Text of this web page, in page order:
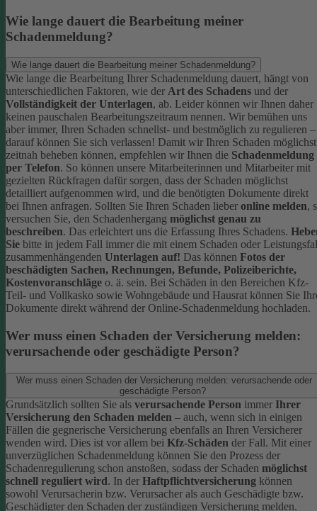
Wie lange dauert die Bearbeitung meiner
Schadenmeldung?
Wie lange dauert die Bearbeitung meiner Schadenmeldung?
Wie lange die Bearbeitung Ihrer Schadenmeldung dauert, hängt von
unterschiedlichen Faktoren, wie der Art des Schadens und der
Vollständigkeit der Unterlagen, ab. Leider können wir Ihnen daher
keinen pauschalen Bearbeitungszeitraum nennen. Wir bemühen uns
aber immer, Ihren Schaden schnellst- und bestmöglich zu regulieren –
darauf können Sie sich verlassen! Damit wir Ihren Schaden möglichst
zeitnah beheben können, empfehlen wir Ihnen die Schadenmeldung
per Telefon. So können unsere Mitarbeiterinnen und Mitarbeiter mit
gezielten Rückfragen dafür sorgen, dass der Schaden möglichst
detailliert aufgenommen wird, und die benötigten Dokumente direkt
bei Ihnen anfragen. Sollten Sie Ihren Schaden lieber online melden,
versuchen Sie, den Schadenhergang möglichst genau zu
beschreiben. Das erleichtert uns die Erfassung Ihres Schadens.
Sie bitte in jedem Fall immer die mit einem Schaden oder
zusammenhängenden Unterlagen auf! Das können Fotos der
beschädigten Sachen, Rechnungen, Befunde, Polizeiberichte,
Kostenvoranschläge o. ä. sein. Bei Schäden in den Bereichen Kfz-
Teil- und Vollkasko sowie Wohngebäude und Hausrat können Sie
Dokumente direkt während der Online-Schadenmeldung hochladen.
Wer muss einen Schaden der Versicherung melden:
verursachende oder geschädigte Person?
Wer muss einen Schaden der Versicherung melden: verursachende oder
geschädigte Person?
Grundsätzlich sollten Sie als verursachende Person immer Ihrer
Versicherung den Schaden melden – auch, wenn sich in einigen
Fällen die gegnerische Versicherung ebenfalls an Ihren Versicherer
wenden wird. Dies ist vor allem bei Kfz-Schäden der Fall. Mit einer
unverzüglichen Schadenmeldung können Sie den Prozess der
Schadenregulierung schon anstoßen, sodass der Schaden möglichst
schnell reguliert wird. In der Haftpflichtversicherung können
sowohl Verursacherin bzw. Verursacher als auch Geschädigte bzw.
Geschädigter den Schaden der zuständigen Versicherung melden.